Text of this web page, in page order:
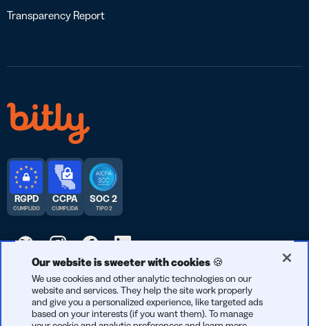
Transparency Report
© 2025 Bitly | Hecho con cariño en Nueva York City, Denver,
Berlín y en todo el mundo.
RGPD
CUMPLIDO
CCPA
CUMPLIDA
SOC 2
TIPO 2
Our website is sweeter with cookies 🍪
We use cookies and other analytic technologies on our
website and services. They help the site work properly
and give you a personalized experience, like targeted ads
based on your interests (if you want them). To manage